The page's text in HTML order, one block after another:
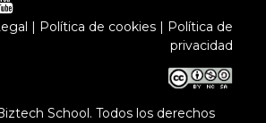
Política de cookies|
Política de
privacidad
School. Todos los derechos